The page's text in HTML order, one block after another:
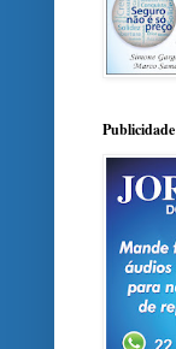
Publicidade